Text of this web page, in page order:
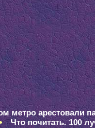
метро арестовали
Что почитать. 100